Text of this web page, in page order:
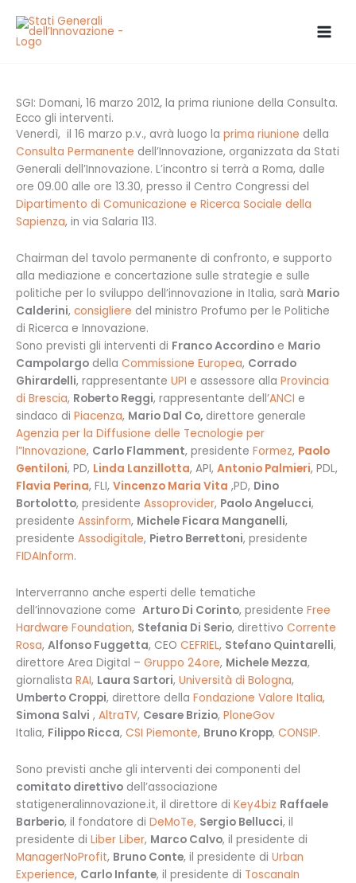
contenuto
SGI: Domani, 16 marzo 2012, la prima riunione della Consulta.
Ecco gli interventi.
Venerdì, il 16 marzo p.v., avrà luogo la prima riunione della
Consulta Permanente dell’Innovazione, organizzata da Stati
Generali dell’Innovazione. L’incontro si terrà a Roma, dalle
ore 09.00 alle ore 13.30, presso il Centro Congressi del
Dipartimento di Comunicazione e Ricerca Sociale della
Sapienza, in via Salaria 113.
Chairman del tavolo permanente di confronto, e supporto
alla mediazione e concertazione sulle strategie e sulle
politiche per lo sviluppo dell’innovazione in Italia, sarà Mario
Calderini, consigliere del ministro Profumo per le Politiche
di Ricerca e Innovazione.
Sono previsti gli interventi di Franco Accordino e Mario
Campolargo della Commissione Europea, Corrado
Ghirardelli, rappresentante UPI e assessore alla Provincia
di Brescia, Roberto Reggi, rappresentante dell’ANCI e
sindaco di Piacenza, Mario Dal Co, direttore generale
Agenzia per la Diffusione delle Tecnologie per
l”Innovazione, Carlo Flamment, presidente Formez, Paolo
Gentiloni, PD, Linda Lanzillotta, API, Antonio Palmieri, PDL,
Flavia Perina, FLI, Vincenzo Maria Vita ,PD, Dino
Bortolotto, presidente Assoprovider, Paolo Angelucci,
presidente Assinform, Michele Ficara Manganelli,
presidente Assodigitale, Pietro Berrettoni, presidente
FIDAInform.
Interverranno anche esperti delle tematiche
dell’innovazione come Arturo Di Corinto, presidente Free
Hardware Foundation, Stefania Di Serio, direttivo Corrente
Rosa, Alfonso Fuggetta, CEO CEFRIEL, Stefano Quintarelli,
direttore Area Digital – Gruppo 24ore, Michele Mezza,
giornalista RAI, Laura Sartori, Università di Bologna,
Umberto Croppi, direttore della Fondazione Valore Italia,
Simona Salvi , AltraTV, Cesare Brizio, PloneGov
Italia, Filippo Ricca, CSI Piemonte, Bruno Kropp, CONSIP.
Sono previsti anche gli interventi dei componenti del
comitato direttivo dell’associazione
statigeneralinnovazione.it, il direttore di Key4biz Raffaele
Barberio, il fondatore di DeMoTe, Sergio Bellucci, il
presidente di Liber Liber, Marco Calvo, il presidente di
ManagerNoProfit, Bruno Conte, il presidente di Urban
Experience, Carlo Infante, il presidente di ToscanaIn